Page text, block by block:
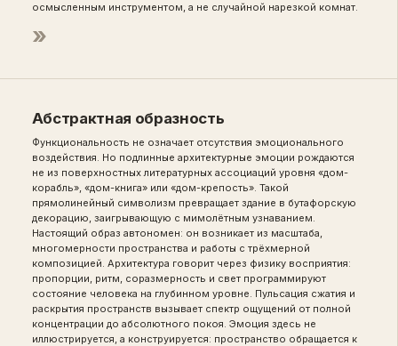
осмысленным инструментом, а не случайной нарезкой комнат.
»
Абстрактная образность
Функциональность не означает отсутствия эмоционального
воздействия. Но подлинные архитектурные эмоции рождаются
не из поверхностных литературных ассоциаций уровня «дом-
корабль», «дом-книга» или «дом-крепость». Такой
прямолинейный символизм превращает здание в бутафорскую
декорацию, заигрывающую с мимолётным узнаванием.
Настоящий образ автономен: он возникает из масштаба,
многомерности пространства и работы с трёхмерной
композицией. Архитектура говорит через физику восприятия:
пропорции, ритм, соразмерность и свет программируют
состояние человека на глубинном уровне. Пульсация сжатия и
раскрытия пространств вызывает спектр ощущений от полной
концентрации до абсолютного покоя. Эмоция здесь не
иллюстрируется, а конструируется: пространство обращается к